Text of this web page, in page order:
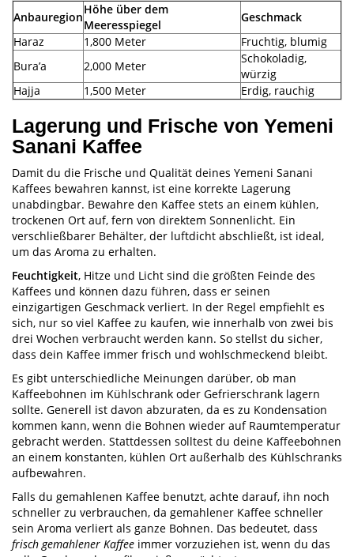
Anbauregion
Höhe über dem
Meeresspiegel
Geschmack
Haraz
1,800 Meter
Fruchtig, blumig
Bura’a
2,000 Meter
Schokoladig,
würzig
Hajja
1,500 Meter Erdig, rauchig
Lagerung und Frische von Yemeni
Sanani Kaffee
Damit du die Frische und Qualität deines Yemeni Sanani
Kaffees bewahren kannst, ist eine korrekte Lagerung
unabdingbar. Bewahre den Kaffee stets an einem kühlen,
trockenen Ort auf, fern von direktem Sonnenlicht. Ein
verschließbarer Behälter, der luftdicht abschließt, ist ideal,
um das Aroma zu erhalten.
Feuchtigkeit, Hitze und Licht sind die größten Feinde des
Kaffees und können dazu führen, dass er seinen
einzigartigen Geschmack verliert. In der Regel empfiehlt es
sich, nur so viel Kaffee zu kaufen, wie innerhalb von zwei bis
drei Wochen verbraucht werden kann. So stellst du sicher,
dass dein Kaffee immer frisch und wohlschmeckend bleibt.
Es gibt unterschiedliche Meinungen darüber, ob man
Kaffeebohnen im Kühlschrank oder Gefrierschrank lagern
sollte. Generell ist davon abzuraten, da es zu Kondensation
kommen kann, wenn die Bohnen wieder auf Raumtemperatur
gebracht werden. Stattdessen solltest du deine Kaffeebohnen
an einem konstanten, kühlen Ort außerhalb des Kühlschranks
aufbewahren.
Falls du gemahlenen Kaffee benutzt, achte darauf, ihn noch
schneller zu verbrauchen, da gemahlener Kaffee schneller
sein Aroma verliert als ganze Bohnen. Das bedeutet, dass
frisch gemahlener Kaffee immer vorzuziehen ist, wenn du das